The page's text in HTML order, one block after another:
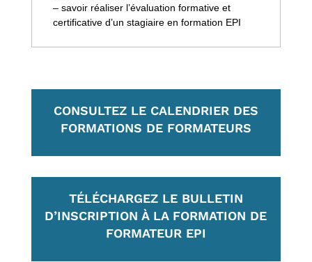
– savoir réaliser l’évaluation formative et
certificative d’un stagiaire en formation EPI
CONSULTEZ LE CALENDRIER DES
FORMATIONS DE FORMATEURS
TÉLÉCHARGEZ LE BULLETIN
D’INSCRIPTION À LA FORMATION DE
FORMATEUR EPI